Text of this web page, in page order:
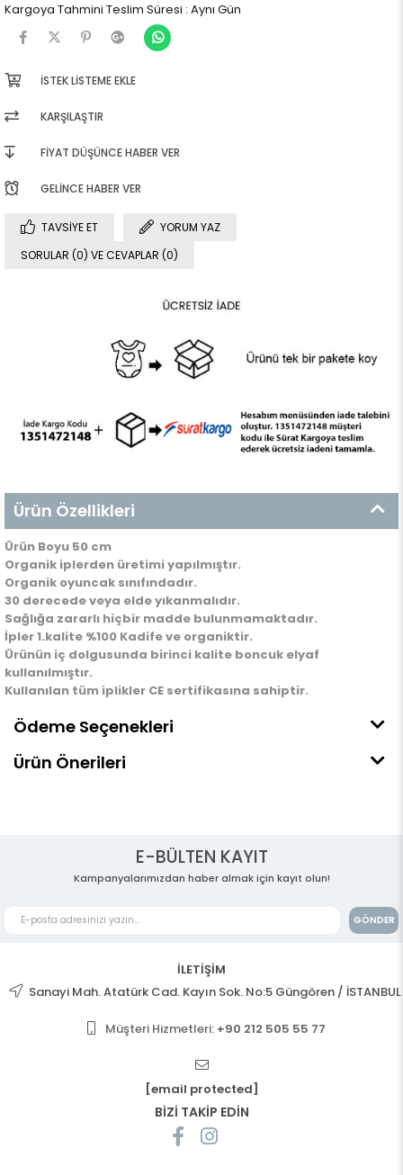
Kargoya Tahmini Teslim Süresi : Aynı Gün
İSTEK LISTEME EKLE
KARŞILAŞTIR
FIYAT DÜŞÜNCE HABER VER
GELINCE HABER VER
TAVSIYE ET
YORUM YAZ
SORULAR (0) VE CEVAPLAR (0)
Ürün Özellikleri
Ürün Boyu 50 cm
Organik iplerden üretimi yapılmıştır.
Organik oyuncak sınıfındadır.
30 derecede veya elde yıkanmalıdır.
Sağlığa zararlı hiçbir madde bulunmamaktadır.
İpler 1.kalite %100 Kadife ve organiktir.
Ürünün iç dolgusunda birinci kalite boncuk elyaf
kullanılmıştır.
Kullanılan tüm iplikler CE sertifikasına sahiptir.
Ödeme Seçenekleri
Ürün Önerileri
E-BÜLTEN KAYIT
Kampanyalarımızdan haber almak için kayıt olun!
GÖNDER
İLETİŞİM
Sanayi Mah. Atatürk Cad. Kayın Sok. No:5 Güngören / İSTANBUL
Müşteri Hizmetleri: +90 212 505 55 77
[email protected]
BİZİ TAKİP EDİN